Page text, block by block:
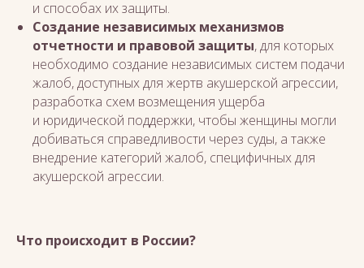
и способах их защиты.
Создание независимых механизмов
отчетности и правовой защиты, для которых
необходимо создание независимых систем подачи
жалоб, доступных для жертв акушерской агрессии,
разработка схем возмещения ущерба
и юридической поддержки, чтобы женщины могли
добиваться справедливости через суды, а также
внедрение категорий жалоб, специфичных для
акушерской агрессии.
Что происходит в России?